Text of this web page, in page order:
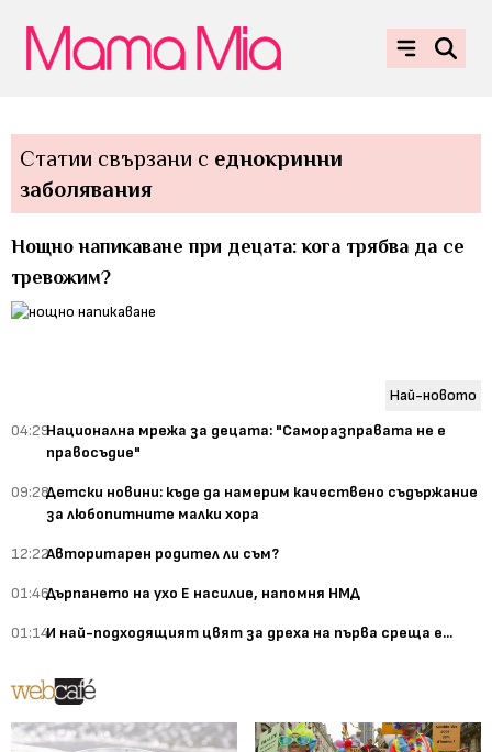
Статии свързани с еднокринни
заболявания
Нощно напикаване при децата: кога трябва да се
тревожим?
Най-новото
04:29Национална мрежа за децата: "Саморазправата не е
правосъдие"
09:28Детски новини: къде да намерим качествено съдържание
за любопитните малки хора
12:22Авторитарен родител ли съм?
01:46Дърпането на ухо Е насилие, напомня НМД
01:14И най-подходящият цвят за дреха на първа среща е...